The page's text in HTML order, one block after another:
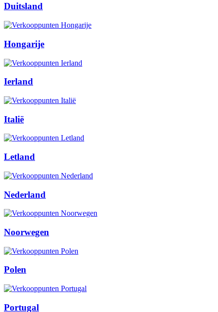
Duitsland
Hongarije
Ierland
Italië
Letland
Nederland
Noorwegen
Polen
Portugal